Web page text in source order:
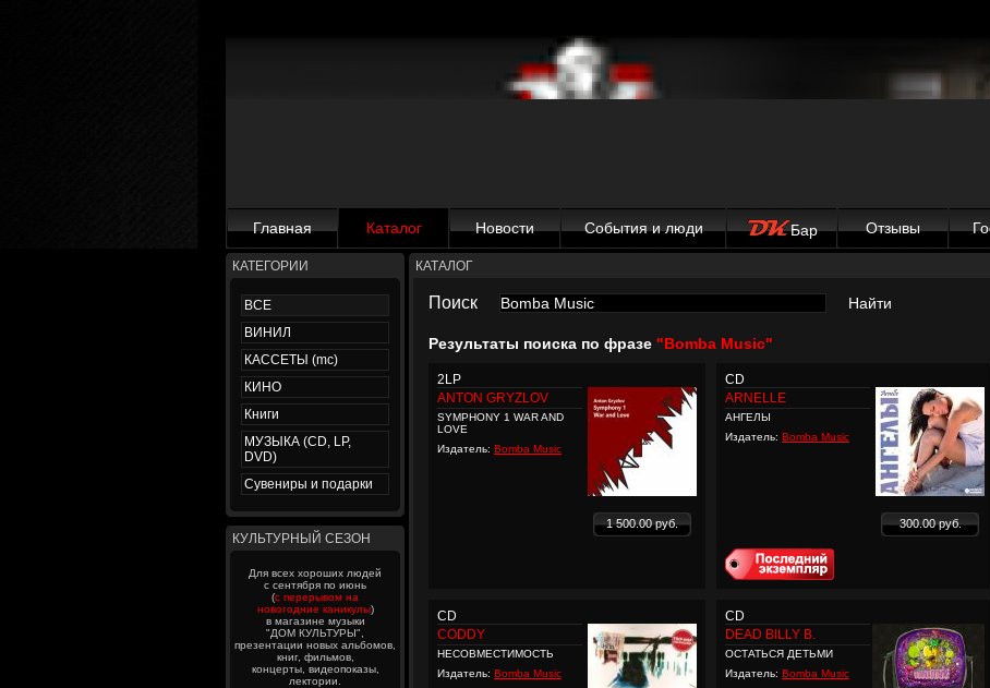
Главная Каталог Новости События и люди Бар Отзывы
КАТЕГОРИИ
ВСЕ
ВИНИЛ
КАССЕТЫ (mc)
КИНО
Книги
МУЗЫКА (CD, LP,
DVD)
Сувениры и подарки
КУЛЬТУРНЫЙ СЕЗОН
Для всех хороших людей
с сентября по июнь
(с перерывом на
новогодние каникулы)
в магазине музыки
"ДОМ КУЛЬТУРЫ",
презентации новых альбомов,
книг, фильмов,
концерты, видеопоказы,
лектории.
КАТАЛОГ
Поиск Найти
Результаты поиска по фразе "Bomba Music"
2LP
ANTON GRYZLOV
SYMPHONY 1 WAR AND
LOVE
Издатель: Bomba Music
1 500.00 руб.
CD
ARNELLE
АНГЕЛЫ
Издатель: Bomba Music
300.00 руб.
CD
CODDY
НЕСОВМЕСТИМОСТЬ
Издатель: Bomba Music
CD
DEAD BILLY B.
ОСТАТЬСЯ ДЕТЬМИ
Издатель: Bomba Music